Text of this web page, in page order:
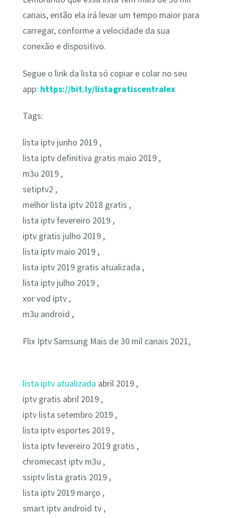
canais, então ela irá levar um tempo maior para
carregar, conforme a velocidade da sua
conexão e dispositivo.
Segue o link da lista só copiar e colar no seu
app: https://bit.ly/listagratiscentralex
Tags:
lista iptv junho 2019 ,
lista iptv definitiva gratis maio 2019 ,
m3u 2019 ,
setiptv2 ,
melhor lista iptv 2018 gratis ,
lista iptv fevereiro 2019 ,
iptv gratis julho 2019 ,
lista iptv maio 2019 ,
lista iptv 2019 gratis atualizada ,
lista iptv julho 2019 ,
xor vod iptv ,
m3u android ,
Flix Iptv Samsung Mais de 30 mil canais 2021,
lista iptv atualizada abril 2019 ,
iptv gratis abril 2019 ,
iptv lista setembro 2019 ,
lista iptv esportes 2019 ,
lista iptv fevereiro 2019 gratis ,
chromecast iptv m3u ,
ssiptv lista gratis 2019 ,
lista iptv 2019 março ,
smart iptv android tv ,